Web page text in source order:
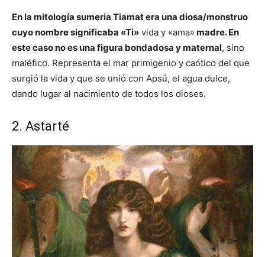
En la mitología sumeria Tiamat era una diosa/monstruo
cuyo nombre significaba «Ti» vida y «ama» madre. En
este caso no es una figura bondadosa y maternal, sino
maléfico. Representa el mar primigenio y caótico del que
surgió la vida y que se unió con Apsú, el agua dulce,
dando lugar al nacimiento de todos los dioses.
2. Astarté